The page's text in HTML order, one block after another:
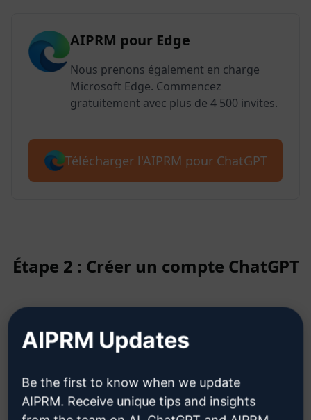
AIPRM pour Edge
Nous prenons également en charge
Microsoft Edge. Commencez
gratuitement avec plus de 4 500 invites.
Télécharger l'AIPRM pour ChatGPT
Étape 2 : Créer un compte ChatGPT
créer un compte ChatGPT
AIPRM Updates
Be the first to know when we update
AIPRM. Receive unique tips and insights